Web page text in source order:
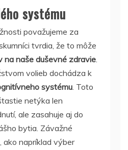
systému
považujeme za
tvrdia, že to môže
na naše duševné zdravie.
volieb dochádza k
systému. Toto
netýka len
ale zasahuje aj do
bytia. Závažné
napríklad výber